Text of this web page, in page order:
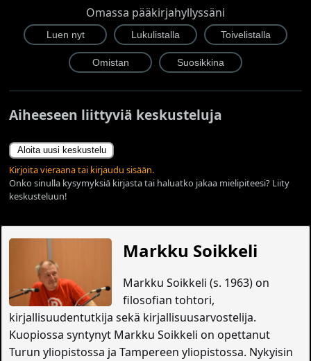
Omassa pääkirjahyllyssäni
Aiheeseen liittyviä keskusteluja
Aloita uusi keskustelu
Kirjoita vieraana tai kirjaudu sisään.
Onko sinulla kysymyksiä kirjasta tai haluatko jakaa mielipiteesi? Liity
keskusteluun!
Markku Soikkeli
Markku Soikkeli (s. 1963) on
filosofian tohtori,
kirjallisuudentutkija sekä kirjallisuusarvostelija.
Kuopiossa syntynyt Markku Soikkeli on opettanut
Turun yliopistossa ja Tampereen yliopistossa. Nykyisin